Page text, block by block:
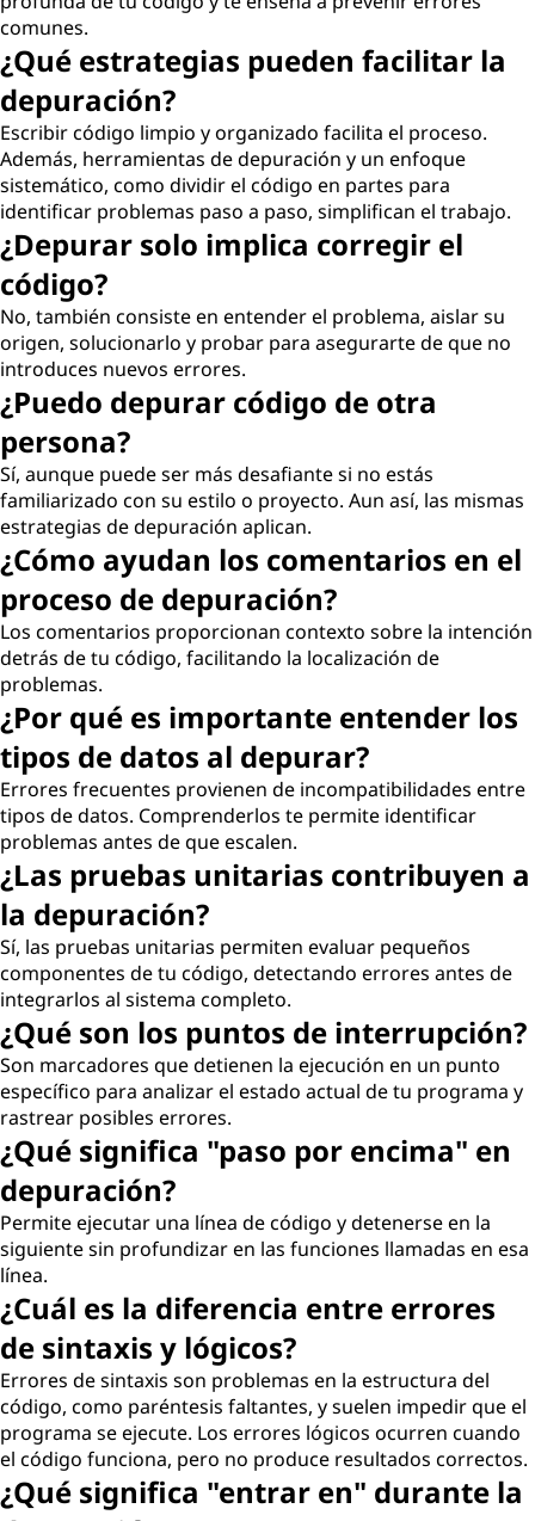
comunes.
¿Qué estrategias pueden facilitar la
depuración?
Escribir código limpio y organizado facilita el proceso.
Además, herramientas de depuración y un enfoque
sistemático, como dividir el código en partes para
identificar problemas paso a paso, simplifican el trabajo.
¿Depurar solo implica corregir el
código?
No, también consiste en entender el problema, aislar su
origen, solucionarlo y probar para asegurarte de que no
introduces nuevos errores.
¿Puedo depurar código de otra
persona?
Sí, aunque puede ser más desafiante si no estás
familiarizado con su estilo o proyecto. Aun así, las mismas
estrategias de depuración aplican.
¿Cómo ayudan los comentarios en el
proceso de depuración?
Los comentarios proporcionan contexto sobre la intención
detrás de tu código, facilitando la localización de
problemas.
¿Por qué es importante entender los
tipos de datos al depurar?
Errores frecuentes provienen de incompatibilidades entre
tipos de datos. Comprenderlos te permite identificar
problemas antes de que escalen.
¿Las pruebas unitarias contribuyen a
la depuración?
Sí, las pruebas unitarias permiten evaluar pequeños
componentes de tu código, detectando errores antes de
integrarlos al sistema completo.
¿Qué son los puntos de interrupción?
Son marcadores que detienen la ejecución en un punto
específico para analizar el estado actual de tu programa y
rastrear posibles errores.
¿Qué significa "paso por encima" en
depuración?
Permite ejecutar una línea de código y detenerse en la
siguiente sin profundizar en las funciones llamadas en esa
línea.
¿Cuál es la diferencia entre errores
de sintaxis y lógicos?
Errores de sintaxis son problemas en la estructura del
código, como paréntesis faltantes, y suelen impedir que el
programa se ejecute. Los errores lógicos ocurren cuando
el código funciona, pero no produce resultados correctos.
¿Qué significa "entrar en" durante la